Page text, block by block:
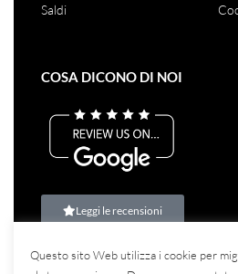
Saldi
COSA DICONO DI NOI
Leggi le recensioni
Questo sito Web utilizza i cookie per